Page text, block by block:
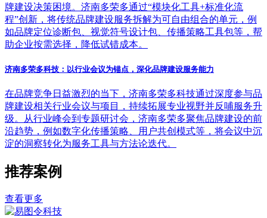
牌建设决策困境。济南多荣多通过“模块化工具+标准化流
程”创新，将传统品牌建设服务拆解为可自由组合的单元，例
如品牌定位诊断包、视觉符号设计包、传播策略工具包等，帮
助企业按需选择，降低试错成本。
济南多荣多科技：以行业会议为锚点，深化品牌建设服务能力
在品牌竞争日益激烈的当下，济南多荣多科技通过深度参与品
牌建设相关行业会议与项目，持续拓展专业视野并反哺服务升
级。从行业峰会到专题研讨会，济南多荣多聚焦品牌建设的前
沿趋势，例如数字化传播策略、用户共创模式等，将会议中沉
淀的洞察转化为服务工具与方法论迭代。
推荐案例
查看更多